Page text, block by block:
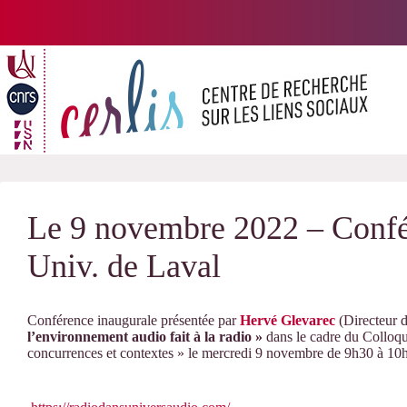
Le 9 novembre 2022 –
Univ. de Laval
Conférence inaugurale présentée parHervé Glevarec (Directeur
l’environnement audio fait à la radio » dans le cadre du
concurrences et contextes » le mercredi 9 novembre de 9h30 à